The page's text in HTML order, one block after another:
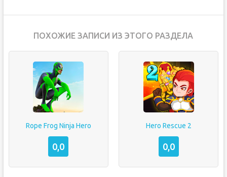
ПОХОЖИЕ ЗАПИСИ ИЗ ЭТОГО РАЗДЕЛА
Rope Frog Ninja Hero
0,0
Hero Rescue 2
0,0